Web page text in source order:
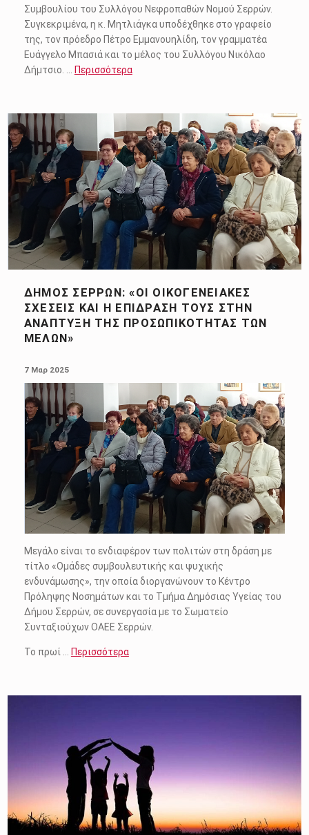
Συμβουλίου του Συλλόγου Νεφροπαθών Νομού Σερρών.
Συγκεκριμένα, η κ. Μητλιάγκα υποδέχθηκε στο γραφείο
της, τον πρόεδρο Πέτρο Εμμανουηλίδη, τον γραμματέα
Ευάγγελο Μπασιά και το μέλος του Συλλόγου Νικόλαο
Δήμτσιο. … Περισσότερα
ΔΉΜΟΣ ΣΕΡΡΏΝ: «ΟΙ ΟΙΚΟΓΕΝΕΙΑΚΈΣ
ΣΧΈΣΕΙΣ ΚΑΙ Η ΕΠΊΔΡΑΣΗ ΤΟΥΣ ΣΤΗΝ
ΑΝΆΠΤΥΞΗ ΤΗΣ ΠΡΟΣΩΠΙΚΌΤΗΤΑΣ ΤΩΝ
ΜΕΛΏΝ»
7 Μαρ 2025
Μεγάλο είναι το ενδιαφέρον των πολιτών στη δράση με
τίτλο «Ομάδες συμβουλευτικής και ψυχικής
ενδυνάμωσης», την οποία διοργανώνουν το Κέντρο
Πρόληψης Νοσημάτων και το Τμήμα Δημόσιας Υγείας του
Δήμου Σερρών, σε συνεργασία με το Σωματείο
Συνταξιούχων ΟΑΕΕ Σερρών.
Το πρωί … Περισσότερα